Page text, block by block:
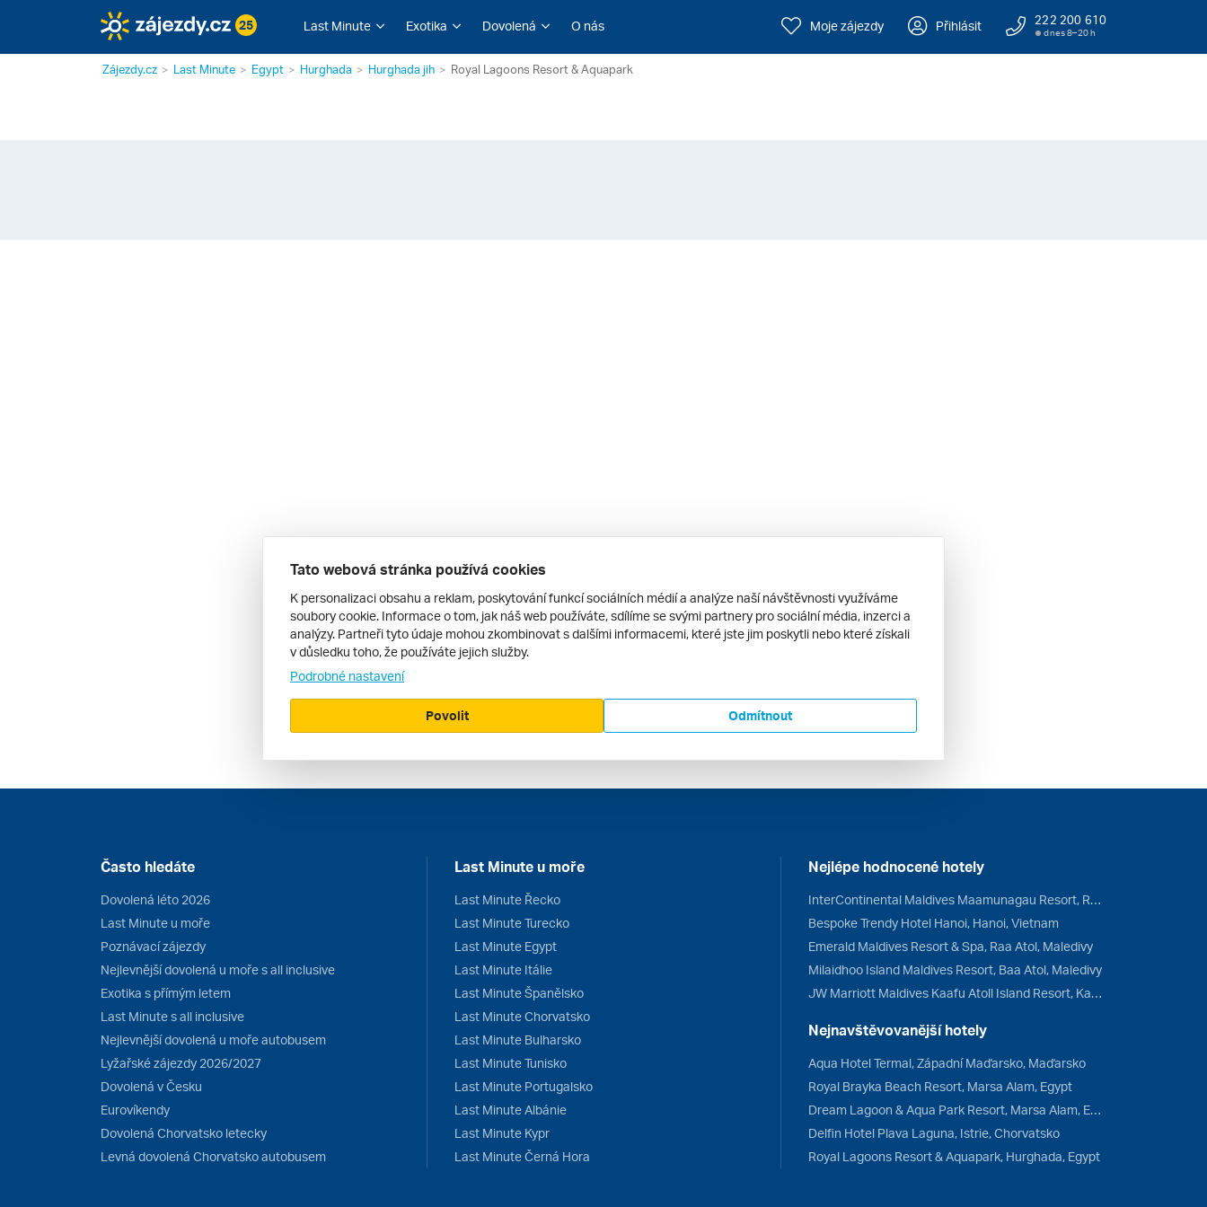
25 Last Minute Exotika Dovolená O nás Moje zájezdy Přihlásit 222 200 610
dnes 8–20 h
Zájezdy.cz Last Minute Egypt Hurghada Hurghada jih Royal Lagoons Resort & Aquapark
Často hledáte
Dovolená léto 2026
Last Minute u moře
Poznávací zájezdy
Nejlevnější dovolená u moře s all inclusive
Exotika s přímým letem
Last Minute s all inclusive
Nejlevnější dovolená u moře autobusem
Lyžařské zájezdy 2026/2027
Dovolená v Česku
Eurovíkendy
Dovolená Chorvatsko letecky
Levná dovolená Chorvatsko autobusem
Last Minute u moře
Last Minute Řecko
Last Minute Turecko
Last Minute Egypt
Last Minute Itálie
Last Minute Španělsko
Last Minute Chorvatsko
Last Minute Bulharsko
Last Minute Tunisko
Last Minute Portugalsko
Last Minute Albánie
Last Minute Kypr
Last Minute Černá Hora
Nejlépe hodnocené hotely
InterContinental Maldives Maamunagau Resort, Raa Atol, Maledivy
Bespoke Trendy Hotel Hanoi, Hanoi, Vietnam
Emerald Maldives Resort & Spa, Raa Atol, Maledivy
Milaidhoo Island Maldives Resort, Baa Atol, Maledivy
JW Marriott Maldives Kaafu Atoll Island Resort, Kaafu Atol, Maledivy
Nejnavštěvovanější hotely
Aqua Hotel Termal, Západní Maďarsko, Maďarsko
Royal Brayka Beach Resort, Marsa Alam, Egypt
Dream Lagoon & Aqua Park Resort, Marsa Alam, Egypt
Delfin Hotel Plava Laguna, Istrie, Chorvatsko
Royal Lagoons Resort & Aquapark, Hurghada, Egypt
Tato webová stránka používá cookies
K personalizaci obsahu a reklam, poskytování funkcí sociálních médií a analýze naší návštěvnosti využíváme
soubory cookie. Informace o tom, jak náš web používáte, sdílíme se svými partnery pro sociální média, inzerci a
analýzy. Partneři tyto údaje mohou zkombinovat s dalšími informacemi, které jste jim poskytli nebo které získali
v důsledku toho, že používáte jejich služby.
Podrobné nastavení
Odmítnout
Povolit